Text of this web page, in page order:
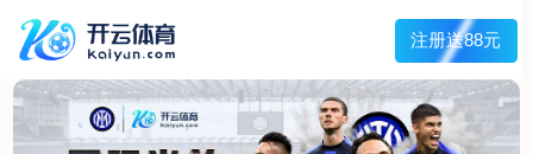
首页
关于我们
企业概况
荣誉资质
合作伙伴